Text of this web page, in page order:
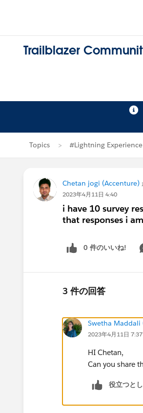
Trailblazer
Topics #Lightning Experience
Chetan jogi (Accenture)
2023年4月11日 4:40
i have 10 survey
that responses i
0 件のいいね!
3 件の回答
Swetha Maddali
2023年4月11日 7:37
HI Chetan,
Can you share
役立つと